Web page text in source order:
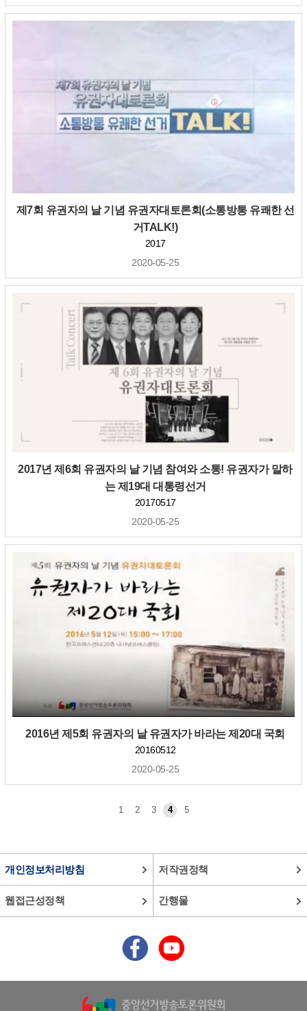
제7회 유권자의 날 기념 유권자대토론회(소통방통 유쾌한 선
거TALK!)
2017
2020-05-25
2017년 제6회 유권자의 날 기념 참여와 소통! 유권자가 말하
는 제19대 대통령선거
20170517
2020-05-25
2016년 제5회 유권자의 날 유권자가 바라는 제20대 국회
20160512
2020-05-25
1 2 3 4 5
개인정보처리방침 저작권정책
웹접근성정책 간행물